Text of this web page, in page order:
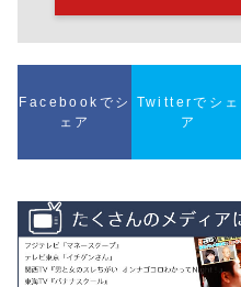
Facebookでシ
ェア
Twitterでシェ
ア